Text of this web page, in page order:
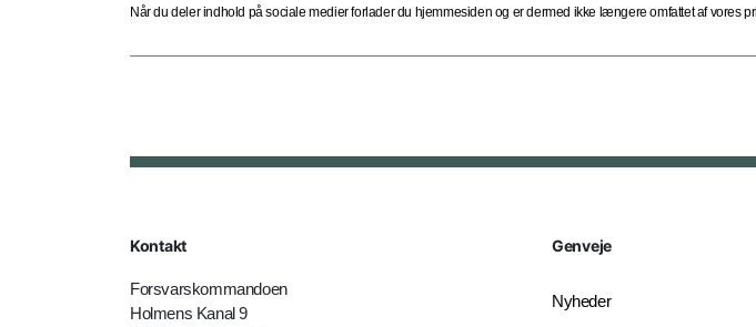
Når du deler indhold på sociale medier forlader du hjemmesiden og er dermed ikke længere omfattet af vores
Kontakt
Forsvarskommandoen
Holmens Kanal 9
Genveje
Nyheder